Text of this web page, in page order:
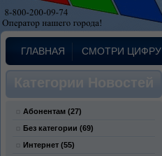
ГЛАВНАЯ СМОТРИ ЦИФРУ
Категории Новостей
Абонентам (27)
Без категории (69)
Интернет (55)